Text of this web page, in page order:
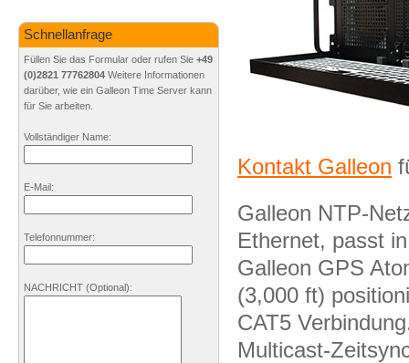
Kontakt Galleon
Galleon NTP-
Ethernet, passt
Galleon GPS
(3,000 ft)
CAT5
Multicast-
Schnellanfrage
Füllen Sie das Formular oder rufen Sie +49
(0)2821 77762804 Weitere Informationen
darüber, wie ein Galleon Time Server kann
für Sie arbeiten.
Vollständiger Name:
E-Mail:
Telefonnummer:
NACHRICHT (Optional):